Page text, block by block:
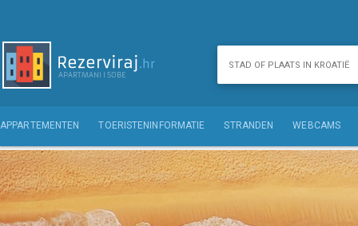
APPARTEMENTEN TOERISTENINFORMATIE STRANDEN WEBCAMS